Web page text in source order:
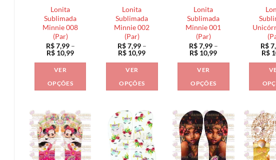
ser
escolhidas
na
página
do
produto
ser
escolhidas
na
página
produto
ser
escolhidas
na
página
produto
Lonita
Sublimada
Minnie 008
(Par)
R$7,99 –
R$ 10,99Faixa
VER
OPÇÕES
tem
várias
variantes.
As
Lonita
Sublimada
Minnie 002
(Par)
R$7,99 –
R$ 10,99Faixa
VER
OPÇÕES
tem
várias
variantes.
As
Lonita
Sublimada
Minnie 001
(Par)
R$7,99 –
R$ 10,99Faixa
VER
OPÇÕES
tem
várias
variantes.
As
R$
R$